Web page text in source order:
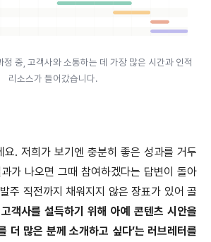
정 중, 고객사와 소통하는 데 가장 많은 시간과 인적
리소스가 들어갔습니다.
요. 저희가 보기엔 충분히 좋은 성과를 거두
가 나오면 그때 참여하겠다는 답변이 돌아
주 직전까지 채워지지 않은 장표가 있어 골
고객사를 설득하기 위해 아예 콘텐츠 시안을
더 많은 분께 소개하고 싶다’는 러브레터를